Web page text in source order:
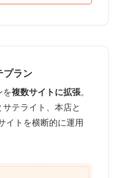
プラン
を複数サイトに拡張。
テライト、本店と
イトを横断的に運用